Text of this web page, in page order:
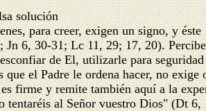
solución
para creer, exigen un signo, y éste
Jn 6, 30-31; Lc 11, 29; 17, 20).
de El, utilizarle para
que el Padre le ordena hacer, no exige
firme y remite también aquí a la
tentaréis al Señor vuestro Dios" (Dt 6,